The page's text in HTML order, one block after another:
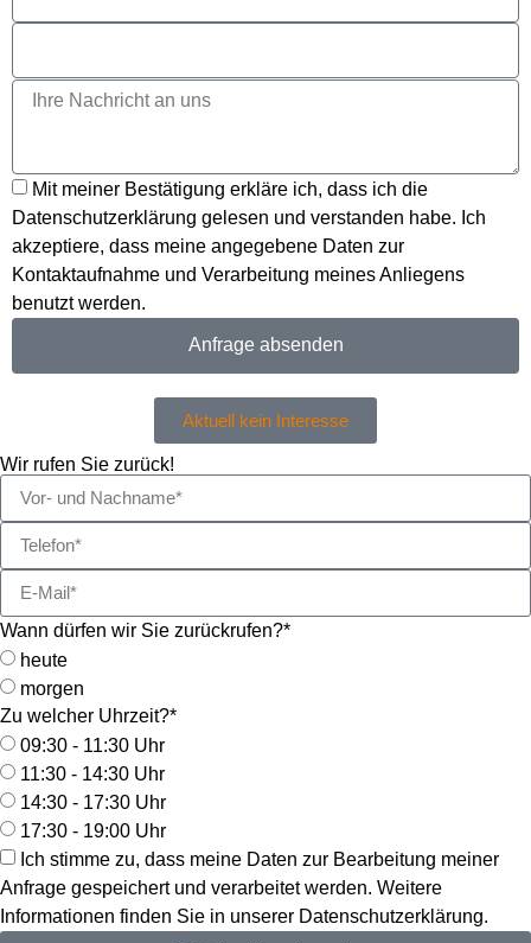
Mit meiner Bestätigung erkläre ich, dass ich die
Datenschutzerklärung gelesen und verstanden habe. Ich
akzeptiere, dass meine angegebene Daten zur
Kontaktaufnahme und Verarbeitung meines Anliegens
benutzt werden.
Anfrage absenden
Aktuell kein Interesse
Wir rufen Sie zurück!
Wann dürfen wir Sie zurückrufen?*
heute
morgen
Zu welcher Uhrzeit?*
09:30 - 11:30 Uhr
11:30 - 14:30 Uhr
14:30 - 17:30 Uhr
17:30 - 19:00 Uhr
Ich stimme zu, dass meine Daten zur Bearbeitung meiner
Anfrage gespeichert und verarbeitet werden. Weitere
Informationen finden Sie in unserer Datenschutzerklärung.